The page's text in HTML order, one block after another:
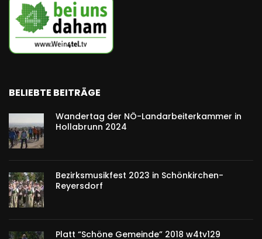
BELIEBTE BEITRÄGE
Wandertag der NÖ-Landarbeiterkammer in
Hollabrunn 2024
Bezirksmusikfest 2023 in Schönkirchen-
Reyersdorf
Platt “Schöne Gemeinde” 2018 w4tv129